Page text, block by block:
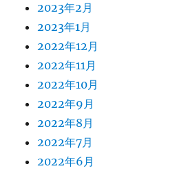
2023年2月
2023年1月
2022年12月
2022年11月
2022年10月
2022年9月
2022年8月
2022年7月
2022年6月